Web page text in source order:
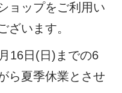
ョップをご利用い
ざいます。
16日(日)までの6
ら夏季休業とさせ